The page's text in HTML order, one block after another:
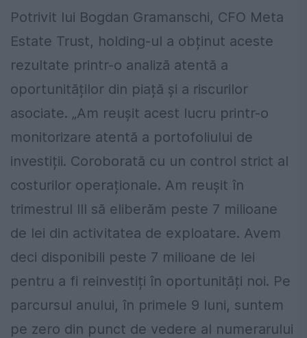
Potrivit lui Bogdan Gramanschi, CFO Meta
Estate Trust, holding-ul a obținut aceste
rezultate printr-o analiză atentă a
oportunităților din piață și a riscurilor
asociate. „Am reușit acest lucru printr-o
monitorizare atentă a portofoliului de
investiții. Coroborată cu un control strict al
costurilor operaționale. Am reușit în
trimestrul III să eliberăm peste 7 milioane
de lei din activitatea de exploatare. Avem
deci disponibili peste 7 milioane de lei
pentru a fi reinvestiți în oportunități noi. Pe
parcursul anului, în primele 9 luni, suntem
pe zero din punct de vedere al numerarului